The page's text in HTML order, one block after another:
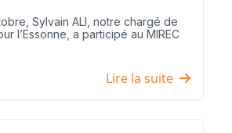
Sylvain ALI, notre chargé de
l’Essonne, a participé au MIREC
Lire la suite